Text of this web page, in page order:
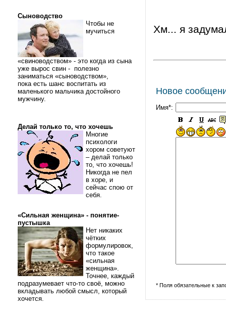
Сыноводство
Чтобы не
мучиться
«свиноводством» - это когда из сына
уже вырос свин - полезно
заниматься «сыноводством»,
пока есть шанс воспитать из
маленького мальчика достойного
мужчину.
Делай только то, что хочешь
Многие
психологи
хором советуют
– делай только
то, что хочешь!
Никогда не пел
в хоре, и
сейчас спою от
себя.
«Сильная женщина» - понятие-
пустышка
Нет никаких
чётких
формулировок,
что такое
«сильная
женщина».
Точнее, каждый
подразумевает что-то своё, можно
вкладывать любой смысл, который
хочется.
Хм... я
Новое
Имя*:
* Поля обязательные к